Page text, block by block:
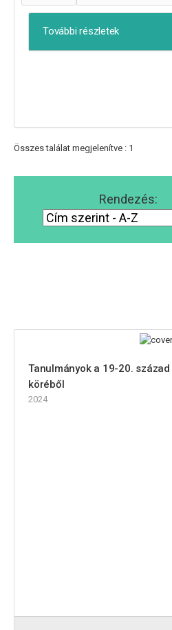
További részletek
Összes találat megjelenítve : 1
Rendezés:
Tanulmányok a 19-20.
köréből
2024